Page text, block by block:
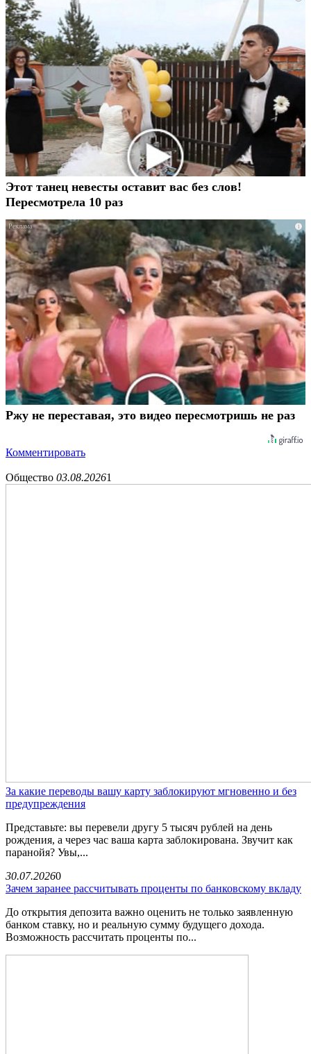
Этот танец невесты оставит вас без слов!
Пересмотрела 10 раз
i
Ржу не переставая, это видео пересмотришь не раз
Комментировать
Общество 03.08.20261
За какие переводы вашу карту заблокируют мгновенно и без
предупреждения
Представьте: вы перевели другу 5 тысяч рублей на день
рождения, а через час ваша карта заблокирована. Звучит как
паранойя? Увы,...
30.07.20260
Зачем заранее рассчитывать проценты по банковскому вкладу
До открытия депозита важно оценить не только заявленную
банком ставку, но и реальную сумму будущего дохода.
Возможность рассчитать проценты по...